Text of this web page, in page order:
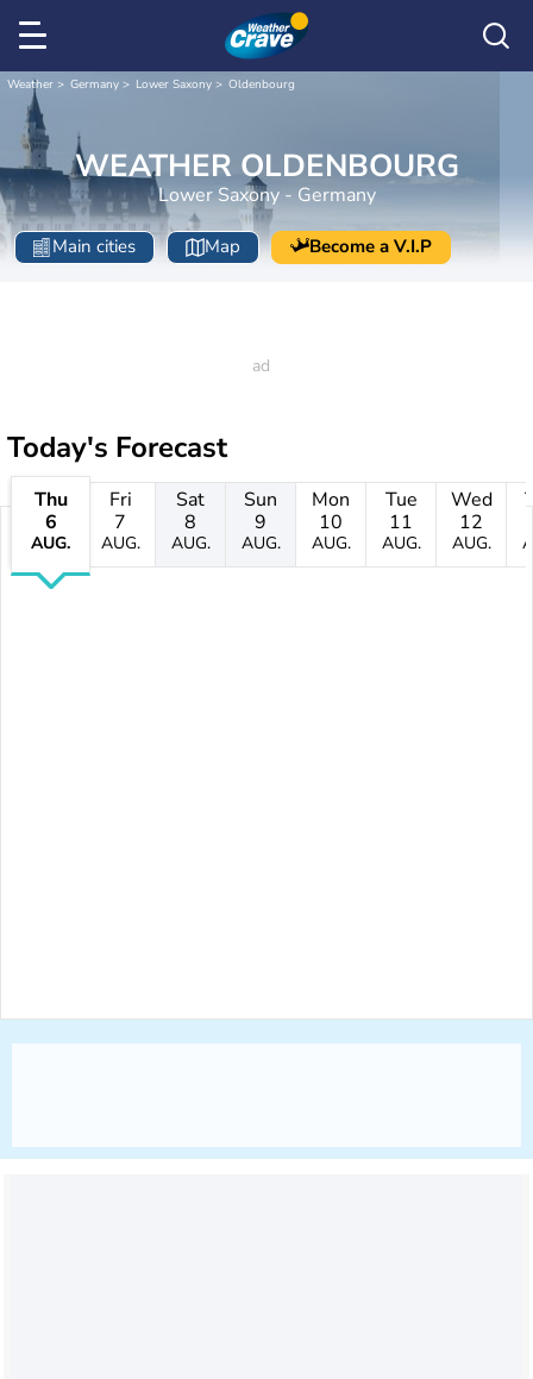
Weather Germany Lower Saxony Oldenbourg
WEATHER OLDENBOURG
Lower Saxony - Germany
Main cities Map Become a V.I.P
Today's Forecast
Thu
6
AUG.
Fri
7
AUG.
Sat
8
AUG.
Sun
9
AUG.
Mon
10
AUG.
Tue
11
AUG.
Wed
12
AUG.